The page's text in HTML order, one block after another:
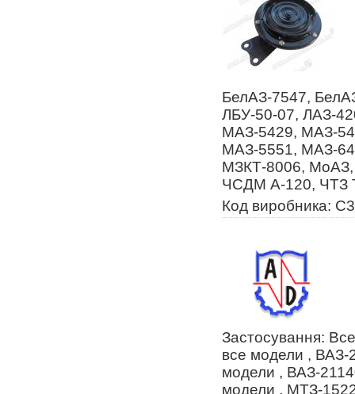
БелАЗ-7547,
ЛБУ-50-07, ЛАЗ-
МАЗ-5429, МАЗ-
МАЗ-5551, МАЗ-
МЗКТ-8006,
ЧСДМ А-120, ЧТЗ
Код виробника:
Застосування:
все модели , ВАЗ-
модели , ВАЗ-
модели , МТЗ-